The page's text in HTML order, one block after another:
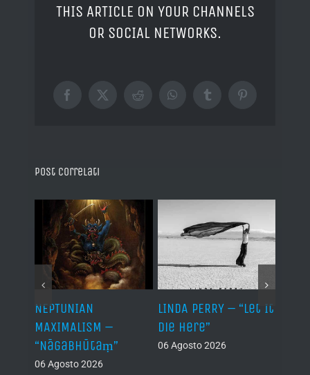
THIS ARTICLE ON YOUR CHANNELS
OR SOCIAL NETWORKS.
Facebook
X RedditWhatsAppTumblrPinterest
Post correlati
LINDA PERRY – “Let It
Die Here”
06 Agosto 2026
PSEUDOBIBLION –
“Index I”
05 Agosto 2026
GLI